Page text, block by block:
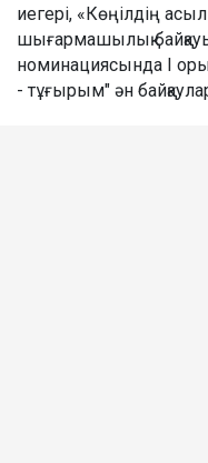
иегері, «Көңілдің
шығармашылық
номинациясында І
- тұғырым" ән